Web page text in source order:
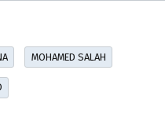
MOHAMED SALAH